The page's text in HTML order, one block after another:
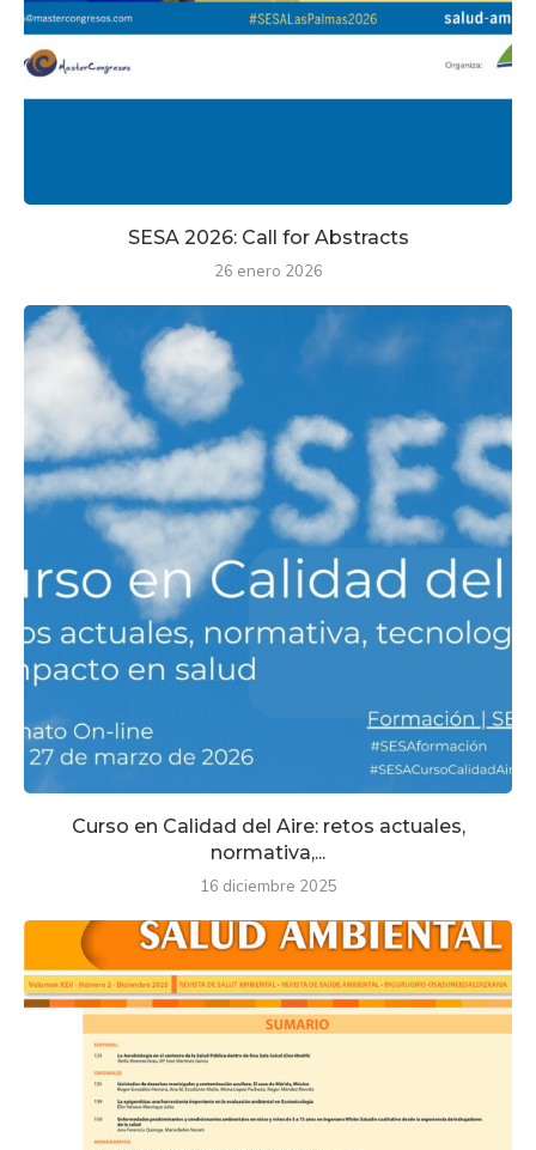
SESA 2026: Call for Abstracts
26 enero 2026
Curso en Calidad del Aire: retos actuales,
normativa,...
16 diciembre 2025